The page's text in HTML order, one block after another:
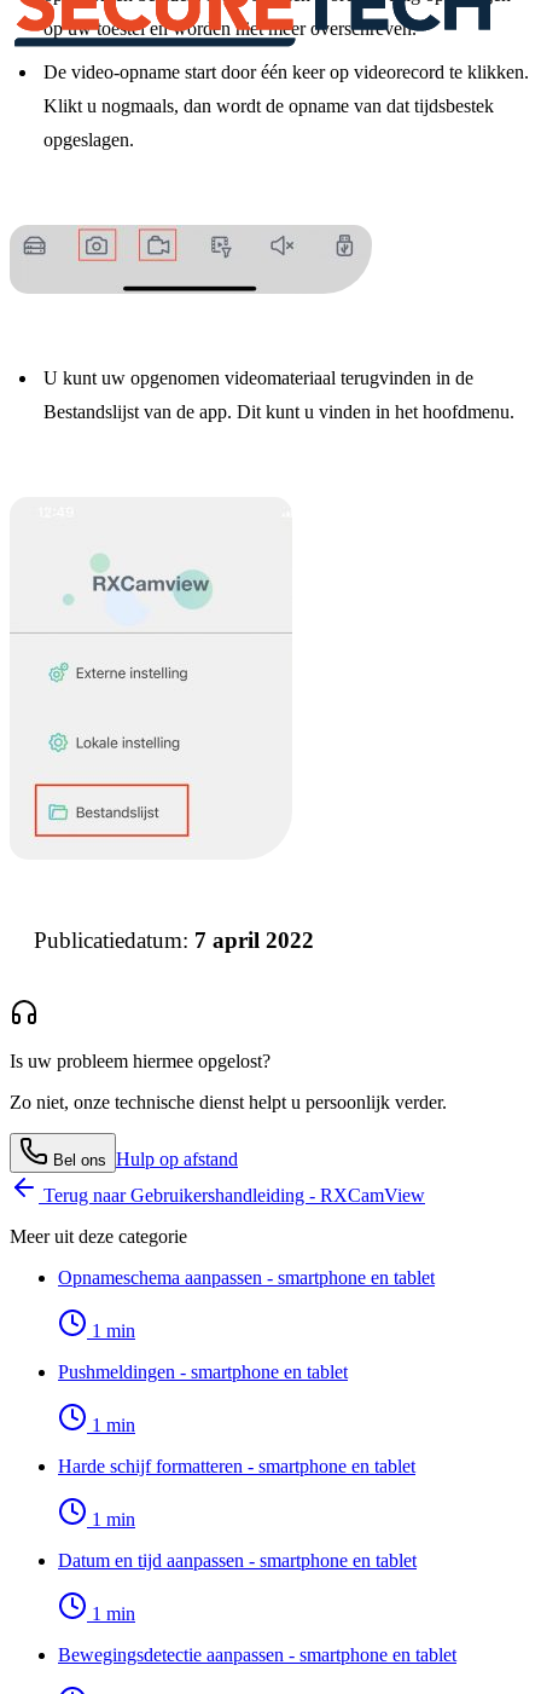
op uw toestel en worden niet meer overschreven.
De video-opname start door één keer op videorecord te klikken.
Klikt u nogmaals, dan wordt de opname van dat tijdsbestek
opgeslagen.
U kunt uw opgenomen videomateriaal terugvinden in de
Bestandslijst van de app. Dit kunt u vinden in het hoofdmenu.
Publicatiedatum: 7 april 2022
Is uw probleem hiermee opgelost?
Zo niet, onze technische dienst helpt u persoonlijk verder.
Bel ons Hulp op afstand
Terug naarGebruikershandleiding - RXCamView
Meer uit deze categorie
Opnameschema aanpassen - smartphone en tablet
1 min
Pushmeldingen - smartphone en tablet
1 min
Harde schijf formatteren - smartphone en tablet
1 min
Datum en tijd aanpassen - smartphone en tablet
1 min
Bewegingsdetectie aanpassen - smartphone en tablet